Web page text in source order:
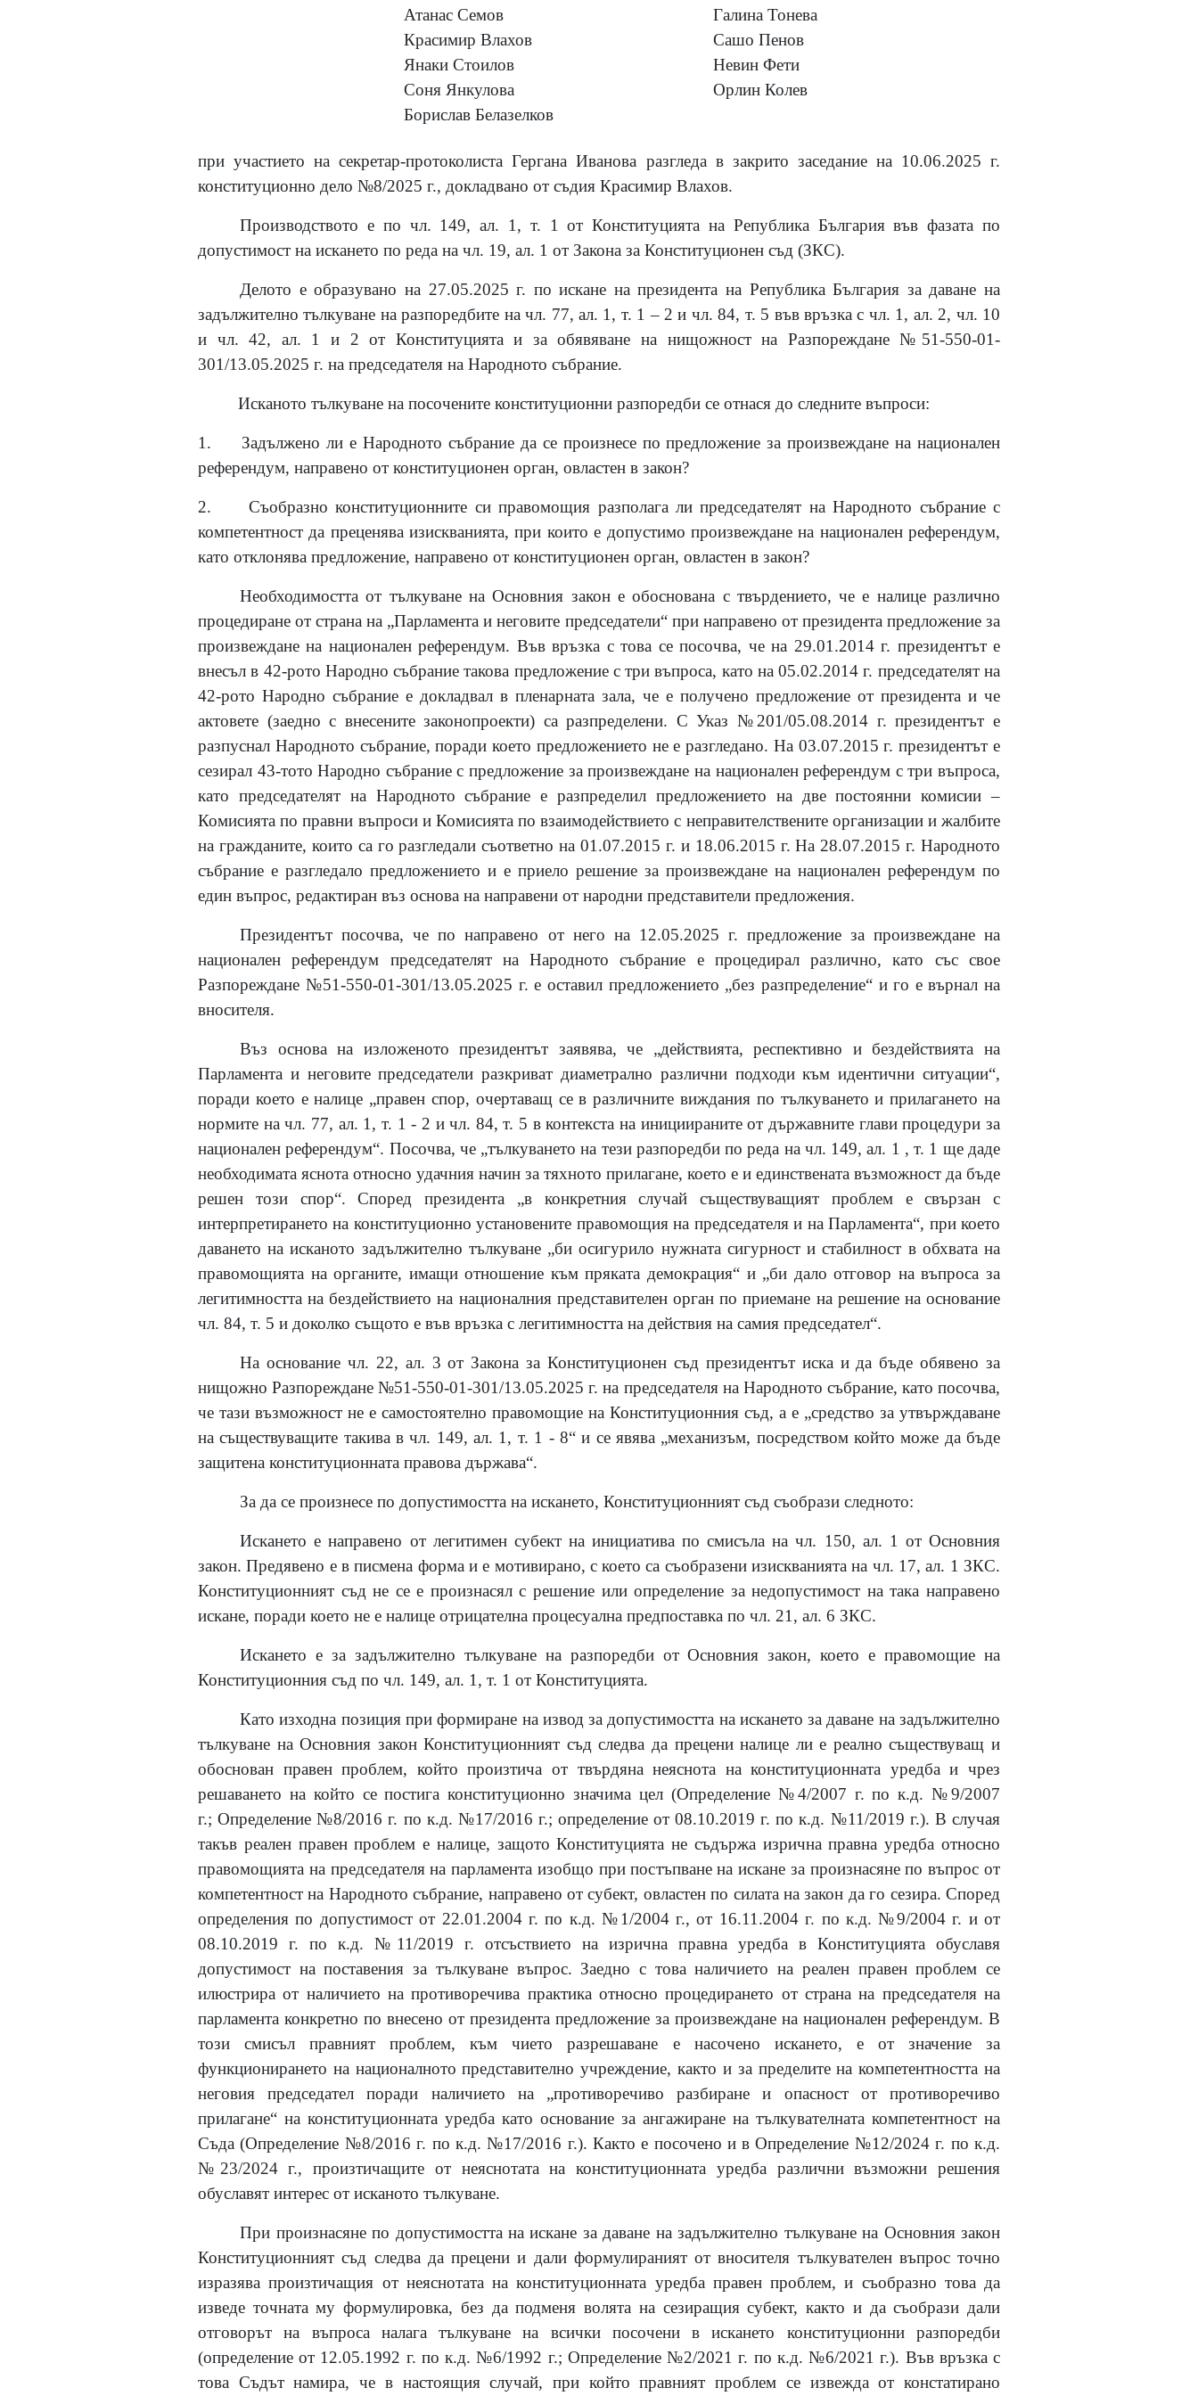
Атанас Семов
Галина Тонева
Красимир Влахов
Сашо Пенов
Янаки Стоилов
Невин Фети
Соня Янкулова
Орлин Колев
Борислав Белазелков
при участието на секретар-протоколиста Гергана Иванова разгледа в закрито заседание на 10.06.2025 г.
конституционно дело №8/2025 г., докладвано от съдия Красимир Влахов.
Производството е по чл. 149, ал. 1, т. 1 от Конституцията на Република България във фазата по
допустимост на искането по реда на чл. 19, ал. 1 от Закона за Конституционен съд (ЗКС).
Делото е образувано на 27.05.2025 г. по искане на президента на Република България за даване на
задължително тълкуване на разпоредбите на чл. 77, ал. 1, т. 1 – 2 и чл. 84, т. 5 във връзка с чл. 1, ал. 2, чл. 10
и чл. 42, ал. 1 и 2 от Конституцията и за обявяване на нищожност на Разпореждане №51-550-01-
301/13.05.2025 г. на председателя на Народното събрание.
Исканото тълкуване на посочените конституционни разпоредби се отнася до следните въпроси:
1. Задължено ли е Народното събрание да се произнесе по предложение за произвеждане на национален
референдум, направено от конституционен орган, овластен в закон?
2. Съобразно конституционните си правомощия разполага ли председателят на Народното събрание с
компетентност да преценява изискванията, при които е допустимо произвеждане на национален референдум,
като отклонява предложение, направено от конституционен орган, овластен в закон?
Необходимостта от тълкуване на Основния закон е обоснована с твърдението, че е налице различно
процедиране от страна на „Парламента и неговите председатели“ при направено от президента предложение за
произвеждане на национален референдум. Във връзка с това се посочва, че на 29.01.2014 г. президентът е
внесъл в 42-рото Народно събрание такова предложение с три въпроса, като на 05.02.2014 г. председателят на
42-рото Народно събрание е докладвал в пленарната зала, че е получено предложение от президента и че
актовете (заедно с внесените законопроекти) са разпределени. С Указ №201/05.08.2014 г. президентът е
разпуснал Народното събрание, поради което предложението не е разгледано. На 03.07.2015 г. президентът е
сезирал 43-тото Народно събрание с предложение за произвеждане на национален референдум с три въпроса,
като председателят на Народното събрание е разпределил предложението на две постоянни комисии –
Комисията по правни въпроси и Комисията по взаимодействието с неправителствените организации и жалбите
на гражданите, които са го разгледали съответно на 01.07.2015 г. и 18.06.2015 г. На 28.07.2015 г. Народното
събрание е разгледало предложението и е приело решение за произвеждане на национален референдум по
един въпрос, редактиран въз основа на направени от народни представители предложения.
Президентът посочва, че по направено от него на 12.05.2025 г. предложение за произвеждане на
национален референдум председателят на Народното събрание е процедирал различно, като със свое
Разпореждане №51-550-01-301/13.05.2025 г. е оставил предложението „без разпределение“ и го е върнал на
вносителя.
Въз основа на изложеното президентът заявява, че „действията, респективно и бездействията на
Парламента и неговите председатели разкриват диаметрално различни подходи към идентични ситуации“,
поради което е налице „правен спор, очертаващ се в различните виждания по тълкуването и прилагането на
нормите на чл. 77, ал. 1, т. 1 - 2 и чл. 84, т. 5 в контекста на инициираните от държавните глави процедури за
национален референдум“. Посочва, че „тълкуването на тези разпоредби по реда на чл. 149, ал. 1 , т. 1 ще даде
необходимата яснота относно удачния начин за тяхното прилагане, което е и единствената възможност да бъде
решен този спор“. Според президента „в конкретния случай съществуващият проблем е свързан с
интерпретирането на конституционно установените правомощия на председателя и на Парламента“, при което
даването на исканото задължително тълкуване „би осигурило нужната сигурност и стабилност в обхвата на
правомощията на органите, имащи отношение към пряката демокрация“ и „би дало отговор на въпроса за
легитимността на бездействието на националния представителен орган по приемане на решение на основание
чл. 84, т. 5 и доколко същото е във връзка с легитимността на действия на самия председател“.
На основание чл. 22, ал. 3 от Закона за Конституционен съд президентът иска и да бъде обявено за
нищожно Разпореждане №51-550-01-301/13.05.2025 г. на председателя на Народното събрание, като посочва,
че тази възможност не е самостоятелно правомощие на Конституционния съд, а е „средство за утвърждаване
на съществуващите такива в чл. 149, ал. 1, т. 1 - 8“ и се явява „механизъм, посредством който може да бъде
защитена конституционната правова държава“.
За да се произнесе по допустимостта на искането, Конституционният съд съобрази следното:
Искането е направено от легитимен субект на инициатива по смисъла на чл. 150, ал. 1 от Основния
закон. Предявено е в писмена форма и е мотивирано, с което са съобразени изискванията на чл. 17, ал. 1 ЗКС.
Конституционният съд не се е произнасял с решение или определение за недопустимост на така направено
искане, поради което не е налице отрицателна процесуална предпоставка по чл. 21, ал. 6 ЗКС.
Искането е за задължително тълкуване на разпоредби от Основния закон, което е правомощие на
Конституционния съд по чл. 149, ал. 1, т. 1 от Конституцията.
Като изходна позиция при формиране на извод за допустимостта на искането за даване на задължително
тълкуване на Основния закон Конституционният съд следва да прецени налице ли е реално съществуващ и
обоснован правен проблем, който произтича от твърдяна неяснота на конституционната уредба и чрез
решаването на който се постига конституционно значима цел (Определение №4/2007 г. по к.д. №9/2007
г.; Определение №8/2016 г. по к.д. №17/2016 г.; определение от 08.10.2019 г. по к.д. №11/2019 г.). В случая
такъв реален правен проблем е налице, защото Конституцията не съдържа изрична правна уредба относно
правомощията на председателя на парламента изобщо при постъпване на искане за произнасяне по въпрос от
компетентност на Народното събрание, направено от субект, овластен по силата на закон да го сезира. Според
определения по допустимост от 22.01.2004 г. по к.д. №1/2004 г., от 16.11.2004 г. по к.д. №9/2004 г. и от
08.10.2019 г. по к.д. №11/2019 г. отсъствието на изрична правна уредба в Конституцията обуславя
допустимост на поставения за тълкуване въпрос. Заедно с това наличието на реален правен проблем се
илюстрира от наличието на противоречива практика относно процедирането от страна на председателя на
парламента конкретно по внесено от президента предложение за произвеждане на национален референдум. В
този смисъл правният проблем, към чието разрешаване е насочено искането, е от значение за
функционирането на националното представително учреждение, както и за пределите на компетентността на
неговия председател поради наличието на „противоречиво разбиране и опасност от противоречиво
прилагане“ на конституционната уредба като основание за ангажиране на тълкувателната компетентност на
Съда (Определение №8/2016 г. по к.д. №17/2016 г.). Както е посочено и в Определение №12/2024 г. по к.д.
№23/2024 г., произтичащите от неяснотата на конституционната уредба различни възможни решения
обуславят интерес от исканото тълкуване.
При произнасяне по допустимостта на искане за даване на задължително тълкуване на Основния закон
Конституционният съд следва да прецени и дали формулираният от вносителя тълкувателен въпрос точно
изразява произтичащия от неяснотата на конституционната уредба правен проблем, и съобразно това да
изведе точната му формулировка, без да подменя волята на сезиращия субект, както и да съобрази дали
отговорът на въпроса налага тълкуване на всички посочени в искането конституционни разпоредби
(определение от 12.05.1992 г. по к.д. №6/1992 г.; Определение №2/2021 г. по к.д. №6/2021 г.). Във връзка с
това Съдът намира, че в настоящия случай, при който правният проблем се извежда от констатирано